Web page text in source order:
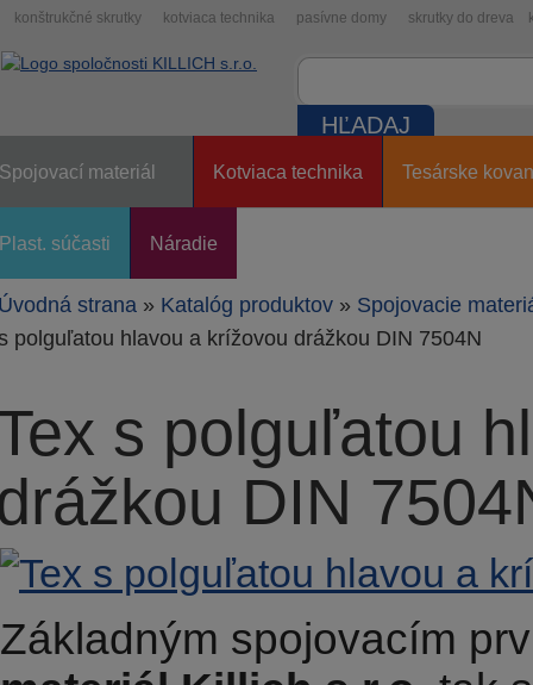
Spojovací materiál Kotviaca technika Tesárske
Plast. súčasti Náradie
konštrukčné skrutky kotviaca technika pasívne domy skrutky do dreva
strana » Katalóg produktov » Spojovacie
polguľatou hlavou a krížovou drážkou DIN 7504N
s polguľatou
DIN
Základným spojovacím